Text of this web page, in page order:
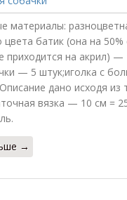
материалы:
цвета батик (она на
приходится на акрил) —
— 5 штук;иголка с
дано исходя из
вязка — 10 см =
→